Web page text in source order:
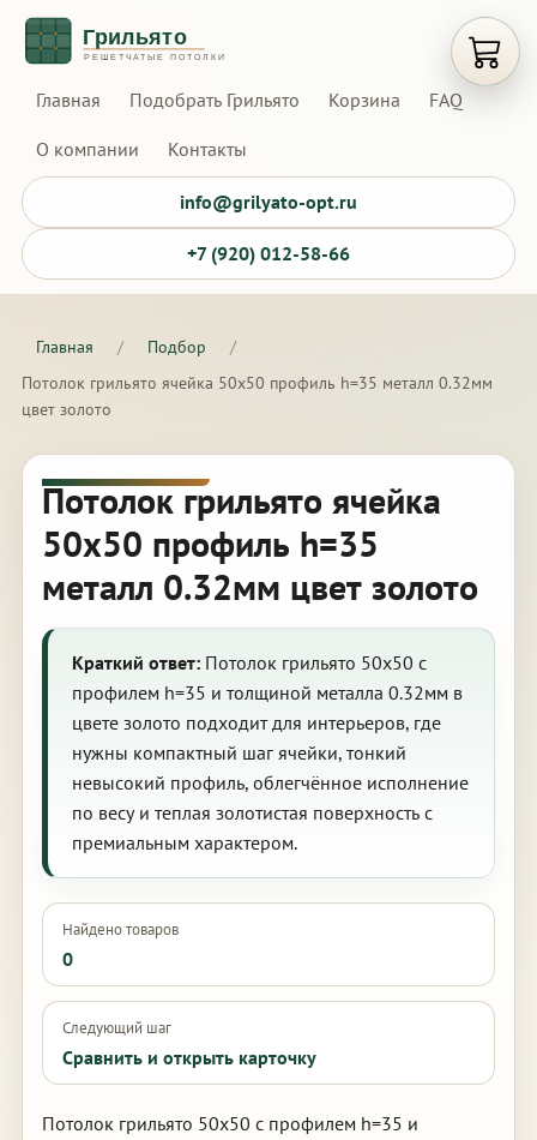
Главная Подобрать Грильято Корзина FAQ
О компании Контакты
info@grilyato-opt.ru
+7 (920) 012-58-66
Главная / Подбор
/
Потолок грильято ячейка 50х50 профиль h=35 металл 0.32мм
цвет золото
Потолок грильято ячейка
50х50 профиль h=35
металл 0.32мм цвет золото
Краткий ответ:Потолок грильято 50х50 с
профилем h=35 и толщиной металла 0.32мм в
цвете золото подходит для интерьеров, где
нужны компактный шаг ячейки, тонкий
невысокий профиль, облегчённое исполнение
по весу и теплая золотистая поверхность с
премиальным характером.
Найдено товаров
0
Следующий шаг
Сравнить и открыть карточку
Потолок грильято 50х50 с профилем h=35 и